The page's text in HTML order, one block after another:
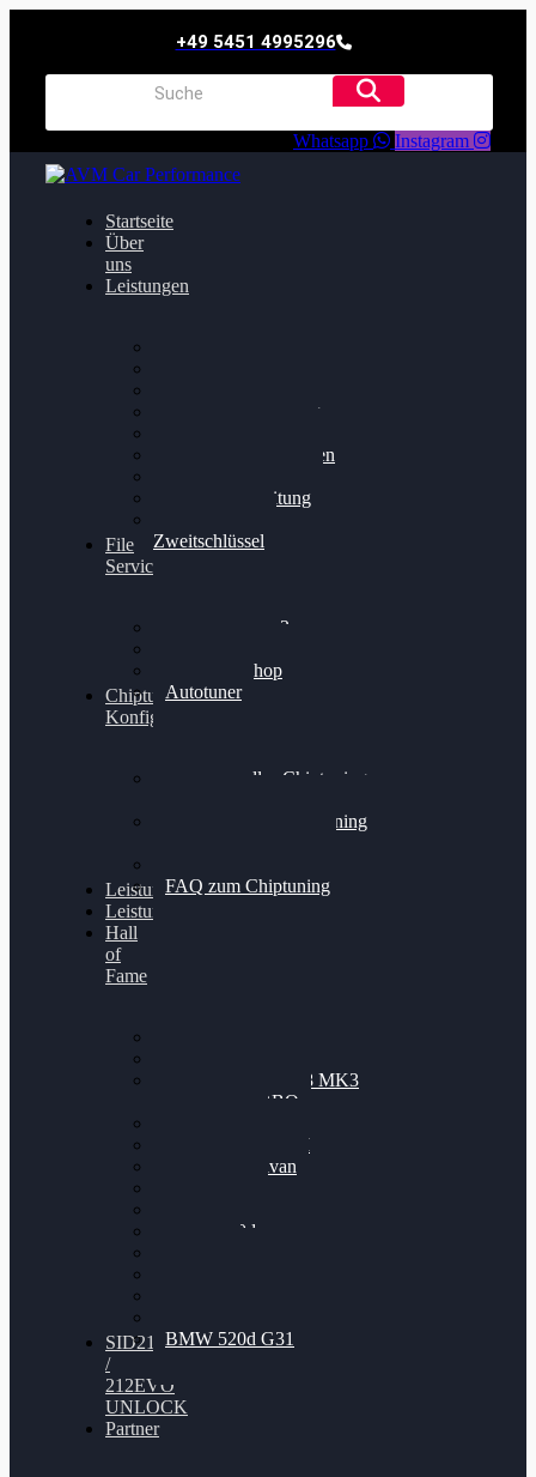
+49 5451 4995296
Whatsapp Instagram
Startseite
Über
uns
Leistungen
Getriebeoptimierung
Bremsscheiben planen
Felgenaufbereitung
Zweitschlüssel
File
Service
Alientech Kess3
Alientech Shop
Autotuner
Chiptuning
Konfigurator
Professionelles Chiptuning
Professionelles Chiptuning
FAQ zum Chiptuning
Leistungsmessung
Leistungsprüfstand
Hall
of
Fame
Nissan GT-R35 3.8 MK3
V6 TWINTURBO
VW Passat 2.0TDI
VW T6 Multivan
BMW 120d
BMW 520d G31
SID212
/
212EVO
UNLOCK
Partner